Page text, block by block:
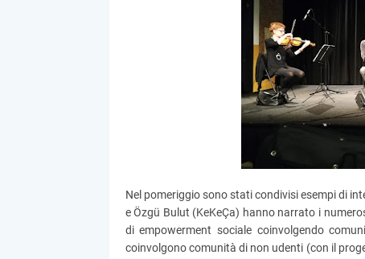
Nel pomeriggio sono stati condivisi esempi di
e Özgü Bulut (KeKeÇa) hanno narrato i
di empowerment sociale coinvolgendo
coinvolgono comunità di non udenti (con il